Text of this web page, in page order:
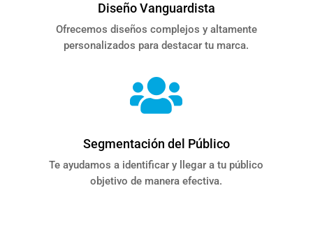
Diseño Vanguardista
Ofrecemos diseños complejos y altamente
personalizados para destacar tu marca.

Segmentación del Público
Te ayudamos a identificar y llegar a tu público
objetivo de manera efectiva.